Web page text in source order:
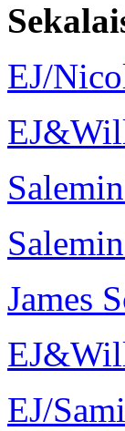
EJ/
James
EJ/